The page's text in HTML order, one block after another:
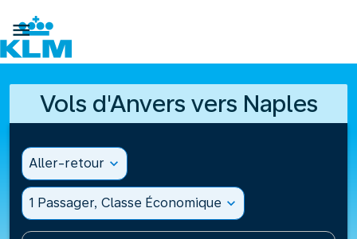

Vols d'Anvers vers Naples
Aller-retour expand_more
1 Passager, Classe Économique expand_more